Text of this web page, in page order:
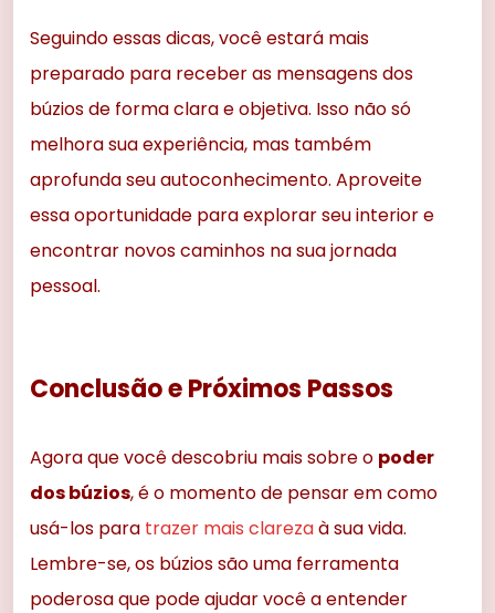
Seguindo essas dicas, você estará mais
preparado para receber as mensagens dos
búzios de forma clara e objetiva. Isso não só
melhora sua experiência, mas também
aprofunda seu autoconhecimento. Aproveite
essa oportunidade para explorar seu interior e
encontrar novos caminhos na sua jornada
pessoal.
Conclusão e Próximos Passos
Agora que você descobriu mais sobre o poder
dos búzios, é o momento de pensar em como
usá-los para trazer mais clarezaà sua vida.
Lembre-se, os búzios são uma ferramenta
poderosa que pode ajudar você a entender